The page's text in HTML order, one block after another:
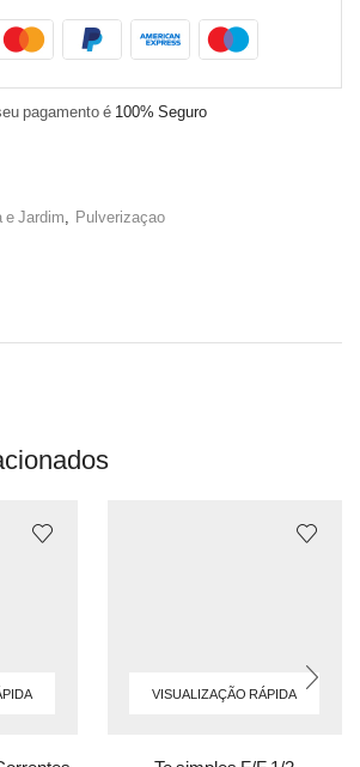
pagamento é 100% Seguro
e Jardim, Pulverizaçao
VISUALIZAÇÃO RÁPIDA